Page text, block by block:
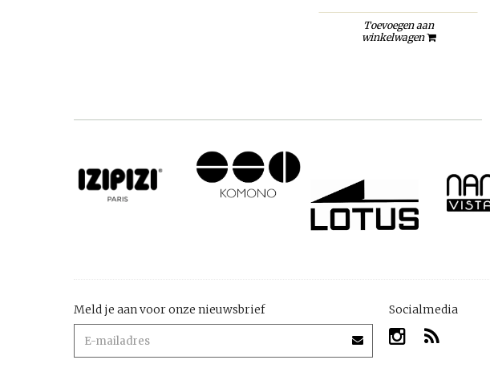
Toevoegen aan
winkelwagen
Meld je aan voor onze nieuwsbrief Socialmedia